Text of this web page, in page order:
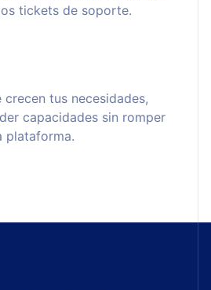
tickets de soporte.
crecen tus necesidades,
capacidades sin romper
plataforma.